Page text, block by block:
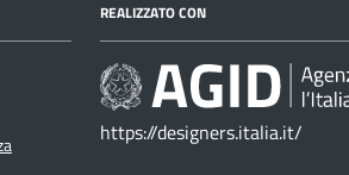
REALIZZATO CON
https://designers.italia.it/